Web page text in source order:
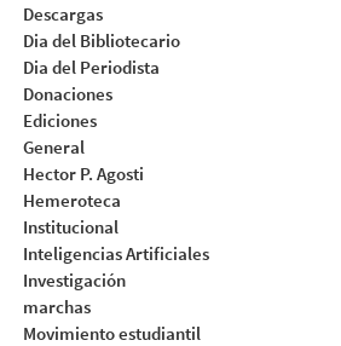
Descargas
Dia del Bibliotecario
Dia del Periodista
Donaciones
Ediciones
General
Hector P. Agosti
Hemeroteca
Institucional
Inteligencias Artificiales
Investigación
marchas
Movimiento estudiantil